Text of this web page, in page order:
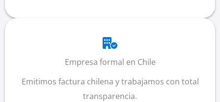
Empresa formal en Chile
Emitimos factura chilena y trabajamos con total
transparencia.